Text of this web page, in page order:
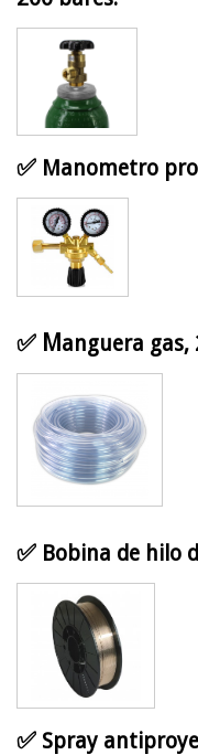
✅ Manometro
✅ Manguera gas,
✅ Bobina de hilo
✅ Spray